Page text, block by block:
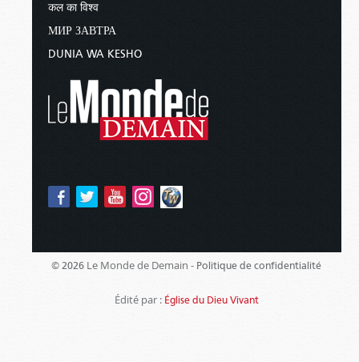
कल का विश्व
МИР ЗАВТРА
DUNIA WA KESHO
© 2026 Le Monde de Demain - Politique de confidentialité
Édité par : Église du Dieu Vivant